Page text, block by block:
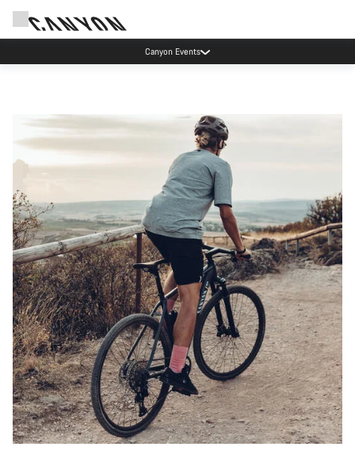
Jetzt geöffnet: E-Performance Center Koblenz